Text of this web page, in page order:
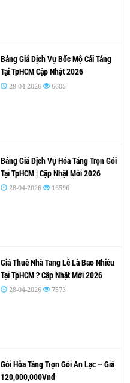
Bảng Giá Dịch Vụ Bốc Mộ Cải Táng
Tại TpHCM Cập Nhật 2026
28-04-2026 6605
Bảng Giá Dịch Vụ Hỏa Táng Trọn Gói
Tại TpHCM | Cập Nhật Mới 2026
28-04-2026 16596
Giá Thuê Nhà Tang Lễ Là Bao Nhiêu
Tại TpHCM ? Cập Nhật Mới 2026
28-04-2026 7573
Gói Hỏa Táng Trọn Gói An Lạc – Giá
120,000,000Vnđ